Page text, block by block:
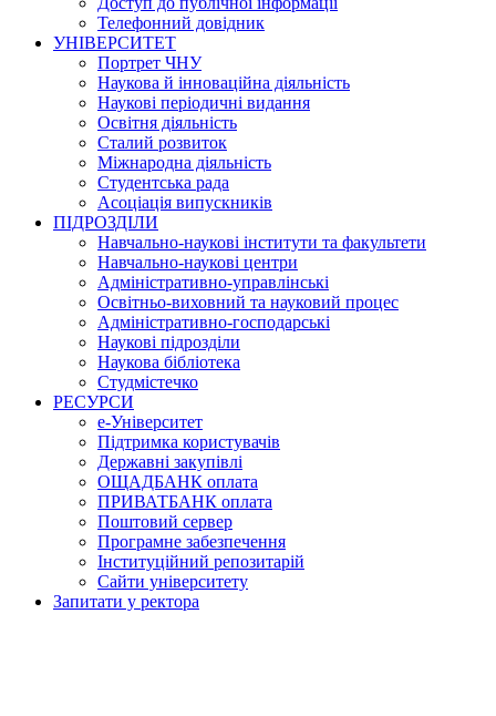
Телефонний довідник
УНІВЕРСИТЕТ
Портрет ЧНУ
Наукова й інноваційна діяльність
Наукові періодичні видання
Освітня діяльність
Сталий розвиток
Міжнародна діяльність
Студентська рада
Асоціація випускників
ПІДРОЗДІЛИ
Навчально-наукові інститути та факультети
Навчально-наукові центри
Адміністративно-управлінські
Освітньо-виховний та науковий процес
Адміністративно-господарські
Наукові підрозділи
Наукова бібліотека
Студмістечко
РЕСУРСИ
е-Університет
Підтримка користувачів
Державні закупівлі
ОЩАДБАНК оплата
ПРИВАТБАНК оплата
Поштовий сервер
Програмне забезпечення
Інституційний репозитарій
Сайти університету
Запитати у ректора